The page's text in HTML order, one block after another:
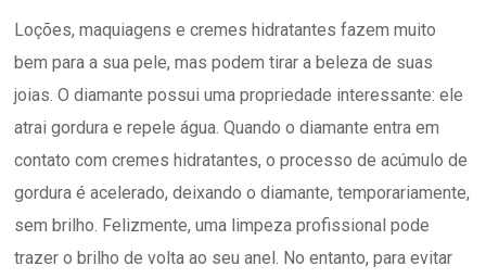
Loções, maquiagens e cremes hidratantes fazem muito
bem para a sua pele, mas podem tirar a beleza de suas
joias. O diamante possui uma propriedade interessante: ele
atrai gordura e repele água. Quando o diamante entra em
contato com cremes hidratantes, o processo de acúmulo de
gordura é acelerado, deixando o diamante, temporariamente,
sem brilho. Felizmente, uma limpeza profissional pode
trazer o brilho de volta ao seu anel. No entanto, para evitar